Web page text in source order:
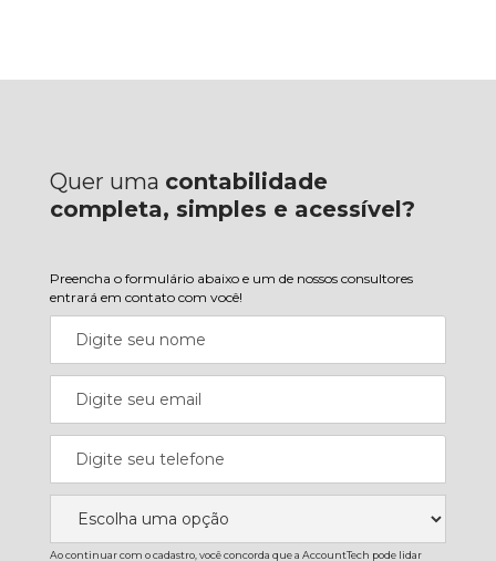
Quer uma contabilidade
completa, simples e acessível?
Preencha o formulário abaixo e um de nossos consultores
entrará em contato com você!
Ao continuar com o cadastro, você concorda que a AccountTech pode lidar